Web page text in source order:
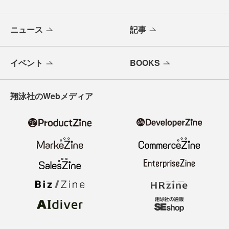
ニュース 記事
イベント BOOKS
翔泳社のWebメディア